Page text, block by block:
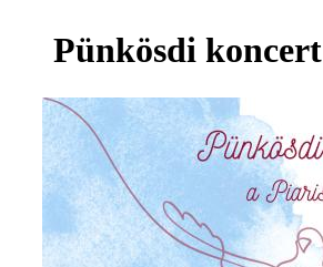
Pünkösdi koncert